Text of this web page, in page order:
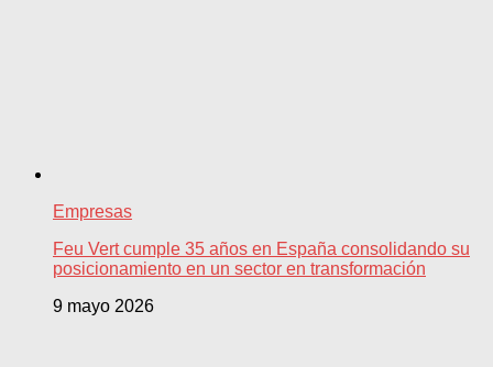
Empresas
Feu Vert cumple 35 años en España consolidando su
posicionamiento en un sector en transformación
9 mayo 2026